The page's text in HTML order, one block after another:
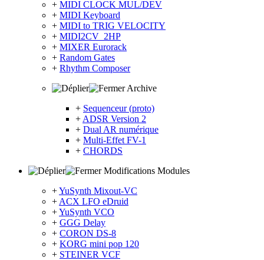
+ MIDI CLOCK MUL/DEV
+ MIDI Keyboard
+ MIDI to TRIG VELOCITY
+ MIDI2CV_2HP
+ MIXER Eurorack
+ Random Gates
+ Rhythm Composer
Archive
+ Sequenceur (proto)
+ ADSR Version 2
+ Dual AR numérique
+ Multi-Effet FV-1
+ CHORDS
Modifications Modules
+YuSynth Mixout-VC
+ ACX LFO eDruid
+YuSynth VCO
+ GGG Delay
+ CORON DS-8
+ KORG mini pop 120
+ STEINER VCF